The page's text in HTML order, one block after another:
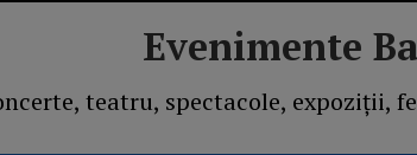
Evenimente
teatru, spectacole, expoziții,